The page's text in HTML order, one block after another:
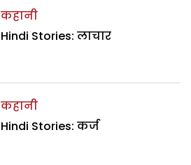
कहानी
Hindi Stories: लाचार
कहानी
Hindi Stories: कर्ज